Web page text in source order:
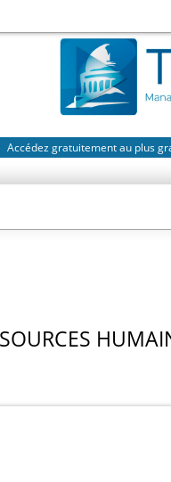
Accédez gratuitement au plus